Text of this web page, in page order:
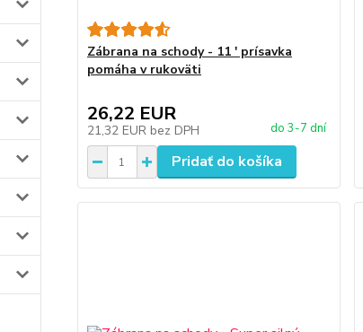
Zábrana na schody - 11 ' prísavka
pomáha v rukoväti
26,22 EUR
21,32 EUR bez DPH do 3-7 dní
Pridať do košíka